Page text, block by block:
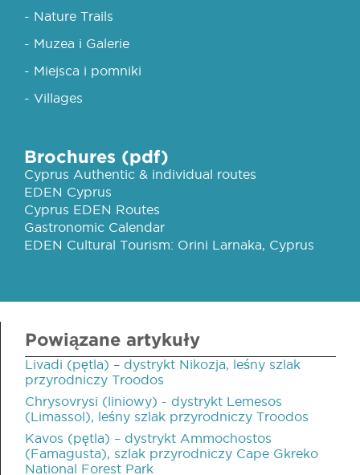
- Nature Trails
- Muzea i Galerie
- Miejsca i pomniki
- Villages
Brochures (pdf)
Cyprus Authentic & individual routes
EDEN Cyprus
Cyprus EDEN Routes
Gastronomic Calendar
EDEN Cultural Tourism: Orini Larnaka, Cyprus
Powiązane artykuły
Livadi (pętla) – dystrykt Nikozja, leśny szlak
przyrodniczy Troodos
Chrysovrysi (liniowy) - dystrykt Lemesos
(Limassol), leśny szlak przyrodniczy Troodos
Kavos (pętla) – dystrykt Ammochostos
(Famagusta), szlak przyrodniczy Cape Gkreko
National Forest Park